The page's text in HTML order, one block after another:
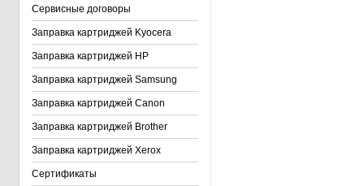
Сервисные договоры
Заправка картриджей Kyocera
Заправка картриджей HP
Заправка картриджей Samsung
Заправка картриджей Canon
Заправка картриджей Brother
Заправка картриджей Xerox
Сертификаты